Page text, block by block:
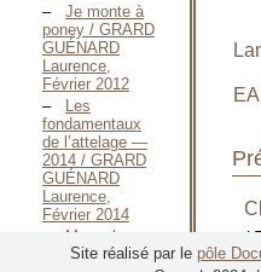
Je monte à
poney / GRARD
GUÉNARD
Laurence,
Février 2012
Les
fondamentaux
de l’attelage —
2014 / GRARD
GUÉNARD
Laurence,
Février 2014
Manuel
d’équitation pour
/
Site réalisé par le pôle